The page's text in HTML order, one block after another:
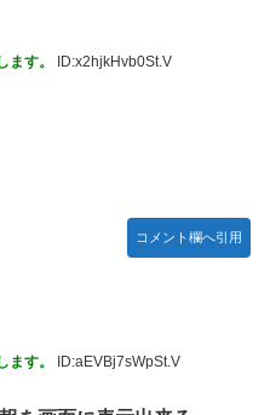
枚おろしに挑戦！！！【乃木
れた”リアル浅倉南ちゃん”
クープ！
合で審判買収(性接待)をして
す。 ID:x2hjkHvb0St.V
コメント欄へ引用
す。 ID:aEVBj7sWpSt.V